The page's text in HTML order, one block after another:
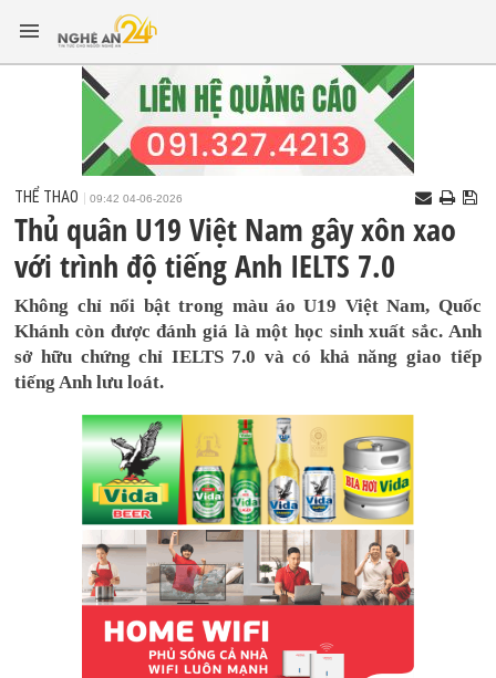
THỂ THAO 09:42 04-06-2026
Thủ quân U19 Việt Nam gây xôn xao
với trình độ tiếng Anh IELTS 7.0
Không chỉ nổi bật trong màu áo U19 Việt Nam, Quốc
Khánh còn được đánh giá là một học sinh xuất sắc. Anh
sở hữu chứng chỉ IELTS 7.0 và có khả năng giao tiếp
tiếng Anh lưu loát.